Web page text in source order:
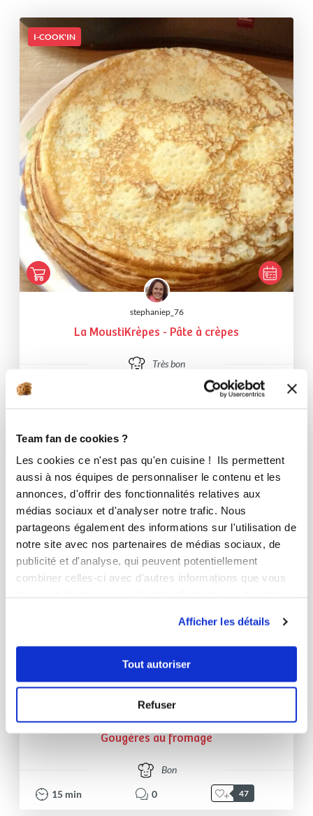
Team fan de cookies ?
Les cookies ce n'est pas qu'en cuisine ! Ils permettent
aussi à nos équipes de personnaliser le contenu et les
annonces, d'offrir des fonctionnalités relatives aux
médias sociaux et d'analyser notre trafic. Nous
partageons également des informations sur l'utilisation de
notre site avec nos partenaires de médias sociaux, de
publicité et d'analyse, qui peuvent potentiellement
combiner celles-ci avec d'autres informations que vous
Afficher les détails
Tout autoriser
Refuser
I-COOK'IN
stephaniep_76
La MoustiKrèpes - Pâte à crèpes
Très bon
10
I-COOK'IN
Gougères au fromage
Bon
15 min 0 47